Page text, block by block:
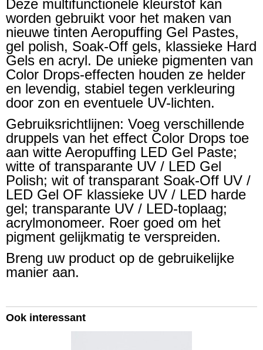
Deze multifunctionele kleurstof kan
worden gebruikt voor het maken van
nieuwe tinten Aeropuffing Gel Pastes,
gel polish, Soak-Off gels, klassieke Hard
Gels en acryl. De unieke pigmenten van
Color Drops-effecten houden ze helder
en levendig, stabiel tegen verkleuring
door zon en eventuele UV-lichten.
Gebruiksrichtlijnen: Voeg verschillende
druppels van het effect Color Drops toe
aan witte Aeropuffing LED Gel Paste;
witte of transparante UV / LED Gel
Polish; wit of transparant Soak-Off UV /
LED Gel OF klassieke UV / LED harde
gel; transparante UV / LED-toplaag;
acrylmonomeer. Roer goed om het
pigment gelijkmatig te verspreiden.
Breng uw product op de gebruikelijke
manier aan.
Ook interessant